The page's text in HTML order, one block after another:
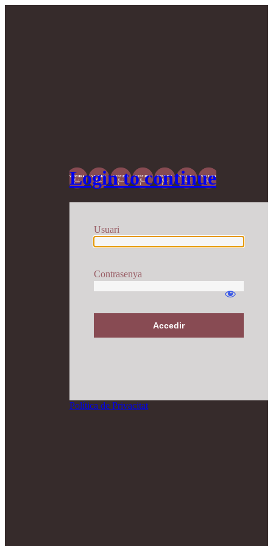
Login to continue
Usuari
Contrasenya
Política de Privacitat